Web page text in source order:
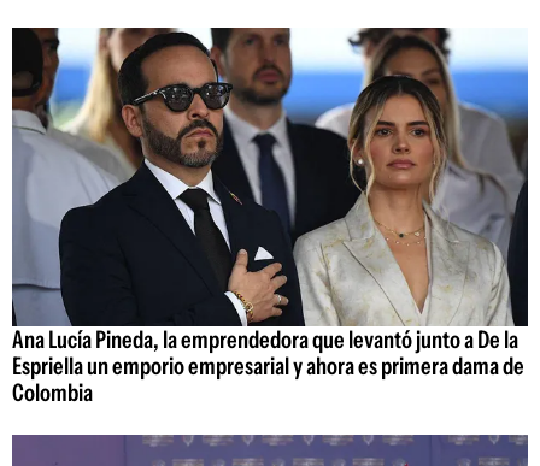
Ana Lucía Pineda, la emprendedora que levantó junto a De la
Espriella un emporio empresarial y ahora es primera dama de
Colombia